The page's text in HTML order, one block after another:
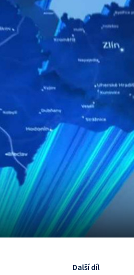
Další díl